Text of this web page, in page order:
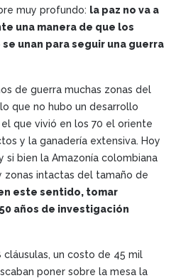
muy profundo: la paz no va a
una manera de que los
unan para seguir una guerra
de guerra muchas zonas del
que no hubo un desarrollo
que vivió en los 70 el oriente
y la ganadería extensiva. Hoy
bien la Amazonía colombiana
zonas intactas del tamaño de
este sentido, tomar
años de investigación
cláusulas, un costo de 45 mil
poner sobre la mesa la